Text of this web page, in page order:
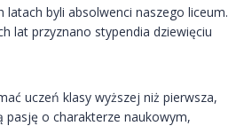
latach byli absolwenci naszego liceum.
lat przyznano stypendia dziewięciu
uczeń klasy wyższej niż pierwsza,
o charakterze naukowym,